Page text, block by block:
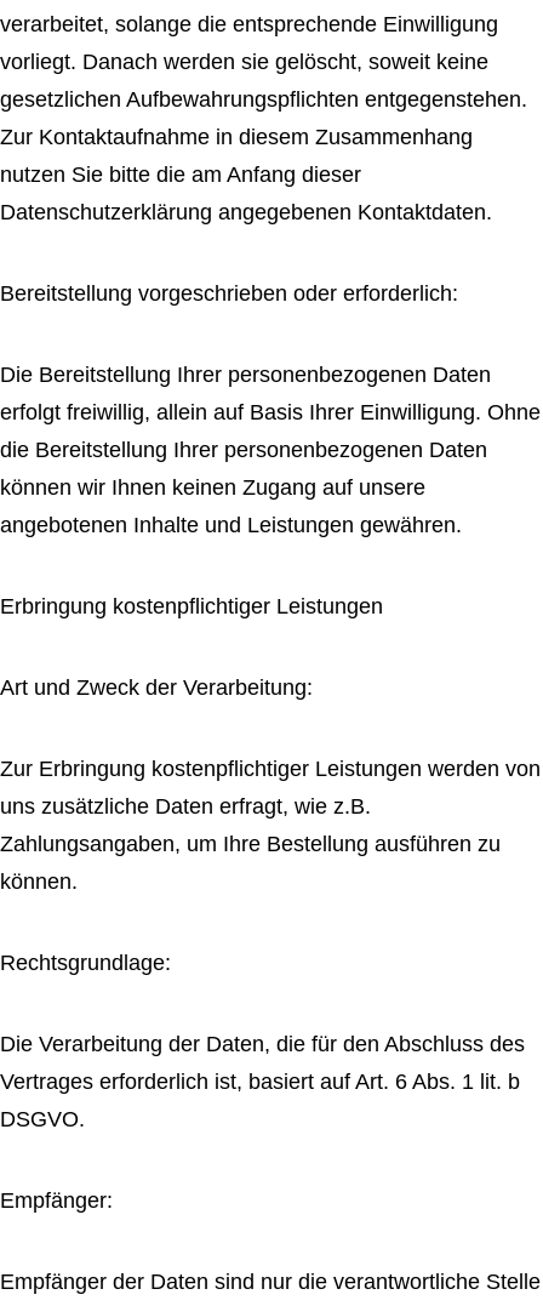
verarbeitet, solange die entsprechende Einwilligung
vorliegt. Danach werden sie gelöscht, soweit keine
gesetzlichen Aufbewahrungspflichten entgegenstehen.
Zur Kontaktaufnahme in diesem Zusammenhang
nutzen Sie bitte die am Anfang dieser
Datenschutzerklärung angegebenen Kontaktdaten.
Bereitstellung vorgeschrieben oder erforderlich:
Die Bereitstellung Ihrer personenbezogenen Daten
erfolgt freiwillig, allein auf Basis Ihrer Einwilligung. Ohne
die Bereitstellung Ihrer personenbezogenen Daten
können wir Ihnen keinen Zugang auf unsere
angebotenen Inhalte und Leistungen gewähren.
Erbringung kostenpflichtiger Leistungen
Art und Zweck der Verarbeitung:
Zur Erbringung kostenpflichtiger Leistungen werden von
uns zusätzliche Daten erfragt, wie z.B.
Zahlungsangaben, um Ihre Bestellung ausführen zu
können.
Rechtsgrundlage:
Die Verarbeitung der Daten, die für den Abschluss des
Vertrages erforderlich ist, basiert auf Art. 6 Abs. 1 lit. b
DSGVO.
Empfänger:
Empfänger der Daten sind nur die verantwortliche Stelle